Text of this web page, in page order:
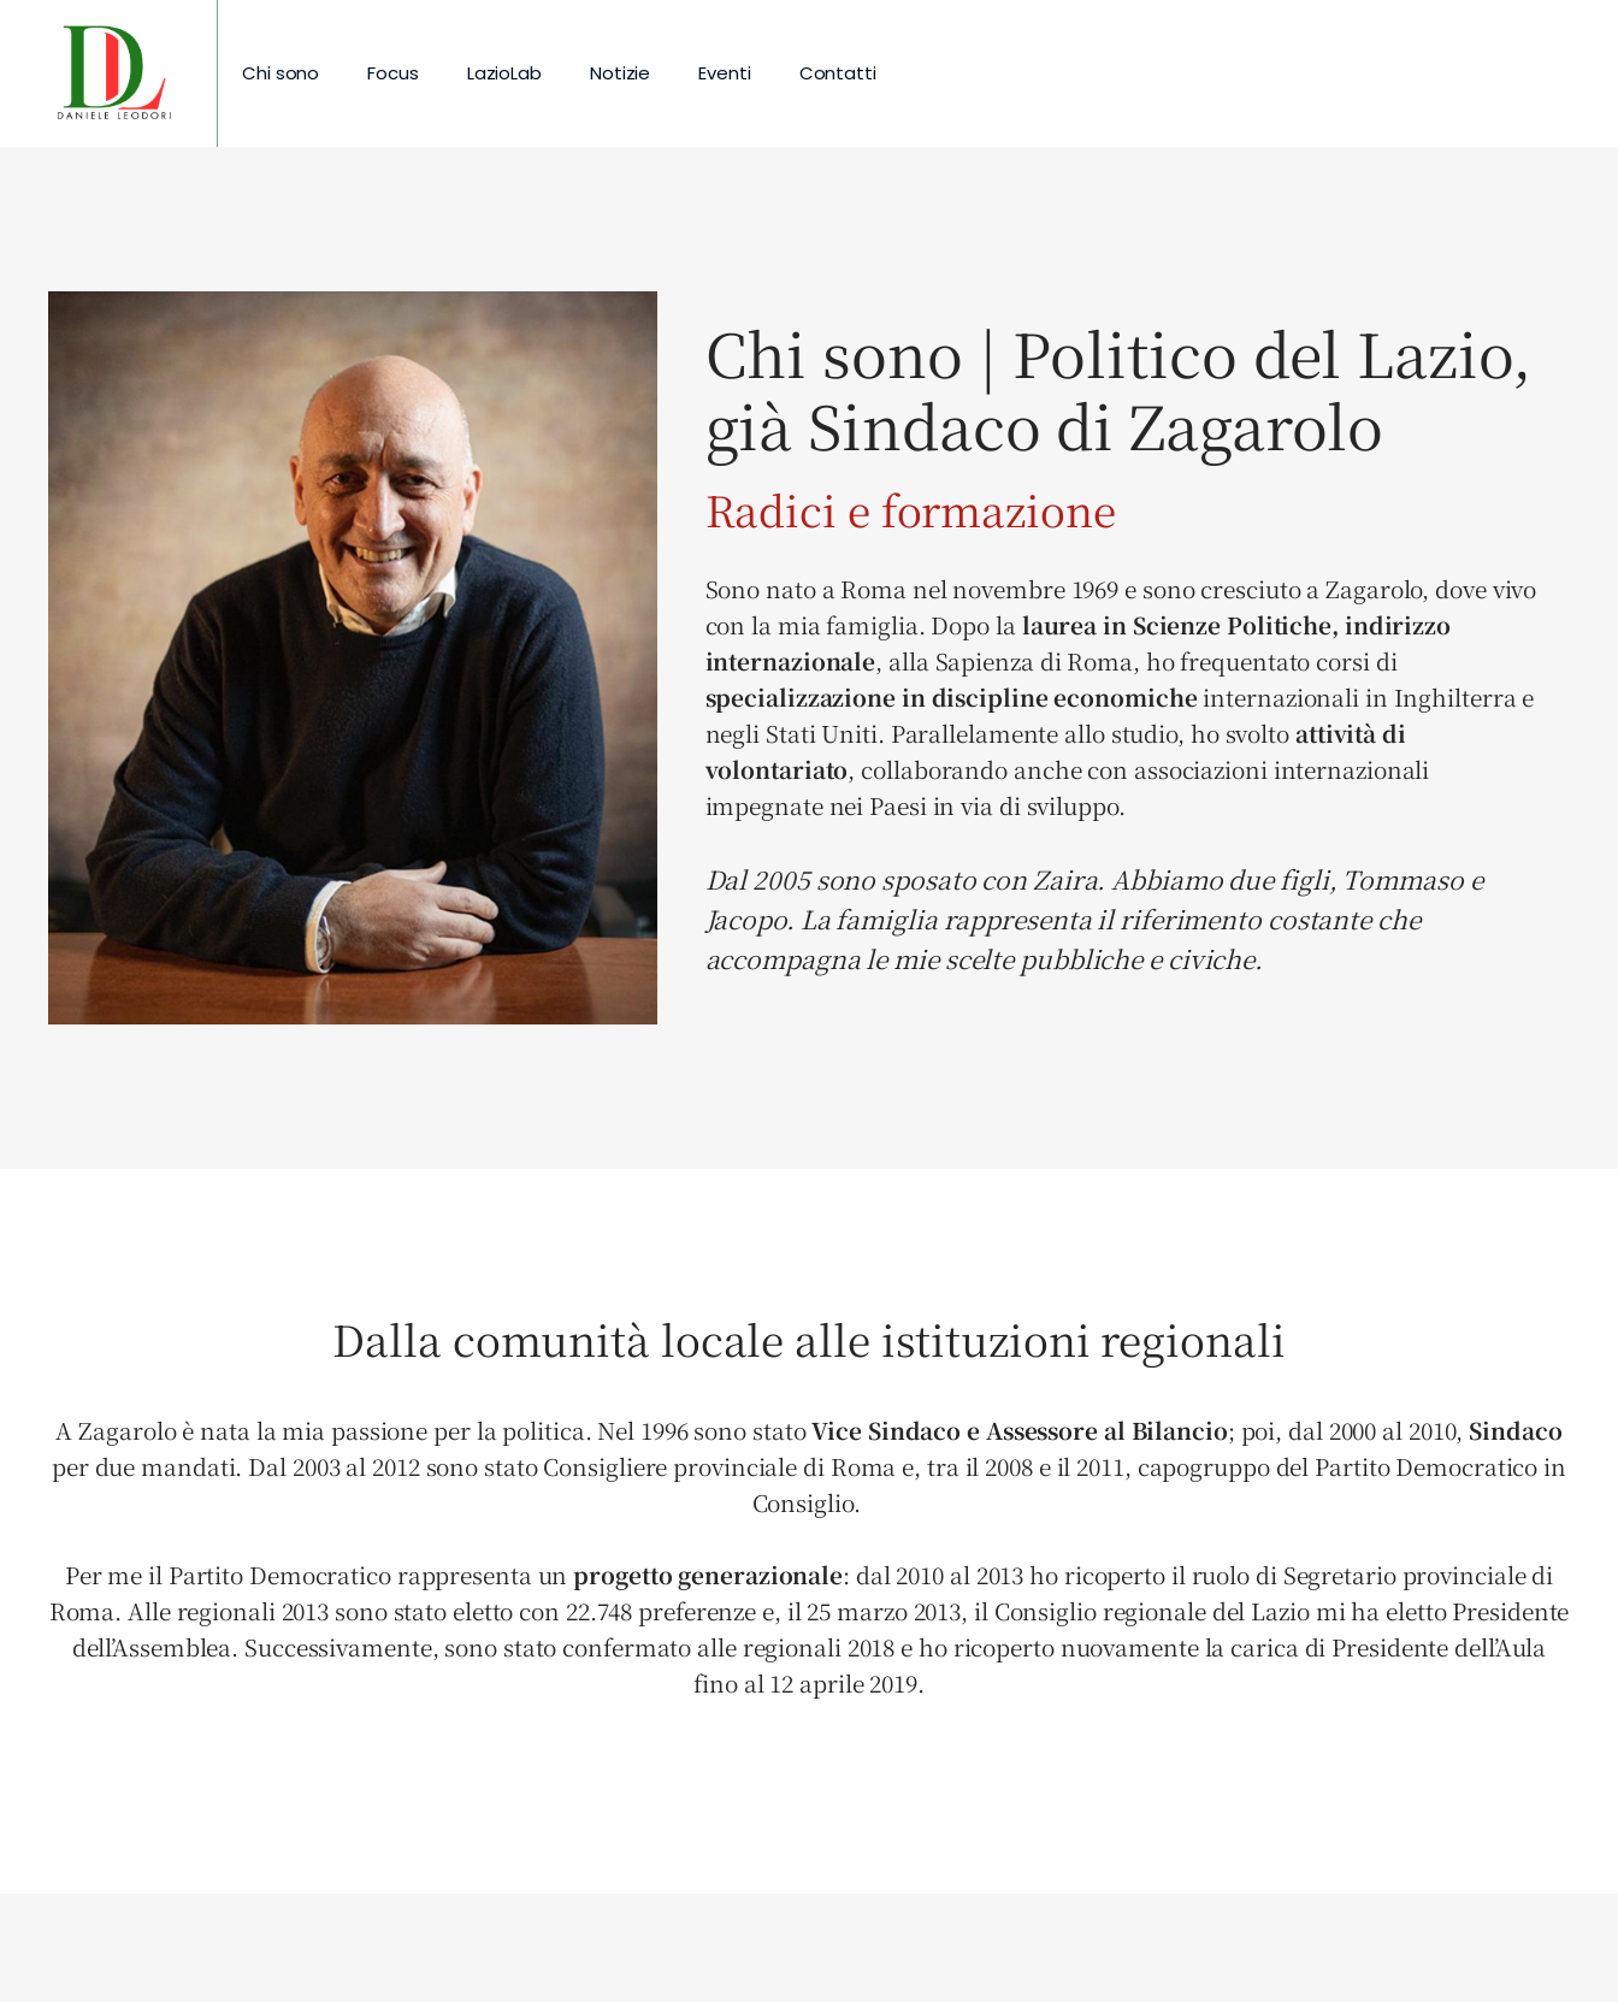
Chi sono Focus LazioLab Notizie Eventi Contatti
Chi sono | Politico del Lazio,
già Sindaco di Zagarolo
Radici e formazione
Sono nato a Roma nel novembre 1969 e sono cresciuto a Zagarolo, dove vivo
con la mia famiglia. Dopo lalaurea in Scienze Politiche, indirizzo
internazionale, alla Sapienza di Roma, ho frequentato corsi di
specializzazione in discipline economicheinternazionali in Inghilterra e
negli Stati Uniti. Parallelamente allo studio, ho svoltoattività di
volontariato, collaborando anche con associazioni internazionali
impegnate nei Paesi in via di sviluppo.
Dal 2005 sono sposato con Zaira. Abbiamo due figli, Tommaso e
Jacopo. La famiglia rappresenta il riferimento costante che
accompagna le mie scelte pubbliche e civiche.
Dalla comunità locale alle istituzioni regionali
A Zagarolo è nata la mia passione per la politica. Nel 1996 sono statoVice Sindaco e Assessore al Bilancio; poi, dal 2000 al 2010, Sindaco
per due mandati. Dal 2003 al 2012 sono stato Consigliere provinciale di Roma e, tra il 2008 e il 2011, capogruppo del Partito Democratico in
Consiglio.
Per me il Partito Democratico rappresenta unprogetto generazionale: dal 2010 al 2013 ho ricoperto il ruolo di Segretario provinciale di
Roma. Alle regionali 2013 sono stato eletto con 22.748 preferenze e, il 25 marzo 2013, il Consiglio regionale del Lazio mi ha eletto Presidente
dell’Assemblea. Successivamente, sono stato confermato alle regionali 2018 e ho ricoperto nuovamente la carica di Presidente dell’Aula
fino al 12 aprile 2019.